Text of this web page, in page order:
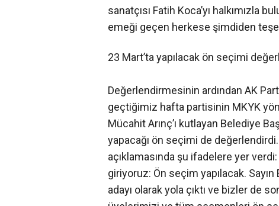
sanatçısı Fatih Koca’yı halkımızla
emeği geçen herkese şimdiden
23 Mart’ta yapılacak ön seçimi
Değerlendirmesinin ardından AK
geçtiğimiz hafta partisinin MKYK
Mücahit Arınç’ı kutlayan Belediye
yapacağı ön seçimi de
açıklamasında şu ifadelere yer
giriyoruz: Ön seçim yapılacak.
adayı olarak yola çıktı ve bizler de